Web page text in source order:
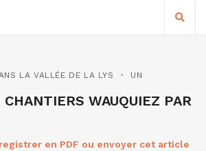
LA VALLÉE DE LA LYS
UN
WAUQUIEZ PAR
en PDF ou envoyer cet article